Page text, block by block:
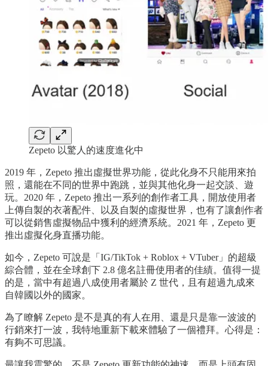
Zepeto 以驚人的速度進化中
2019 年，Zepeto 推出虛擬世界功能，從此化身不只能用來拍
照，還能在不同的世界中跑跳，並與其他化身一起交談、遊
玩。2020 年，Zepeto 推出一系列的創作者工具，開放使用者
上傳自製的衣著配件、以及自製的虛擬世界，也有了讓創作者
可以從銷售虛擬物品中獲利的經濟系統。2021 年，Zepeto 更
推出虛擬化身直播功能。
如今，Zepeto 可說是「IG/TikTok + Roblox + VTuber」的超級
綜合體，並在全球創下 2.8 億名註冊使用者的佳績。值得一提
的是，當中有超過八成使用者屬於 Z 世代，且有超過九成來
自韓國以外的國家。
為了瞭解 Zepeto 是不是真的有人在用、還是只是靠一波波的
行銷來打一波，我特地重新下載來體驗了一個禮拜。心得是：
有夠不可思議。